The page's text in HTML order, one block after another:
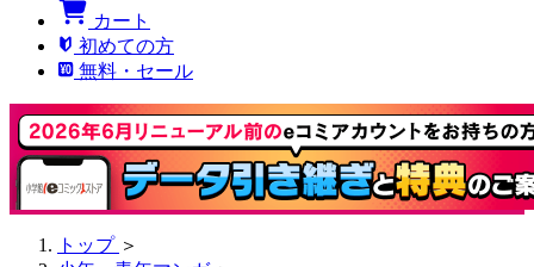
カート
初めての方
無料・セール
トップ ＞